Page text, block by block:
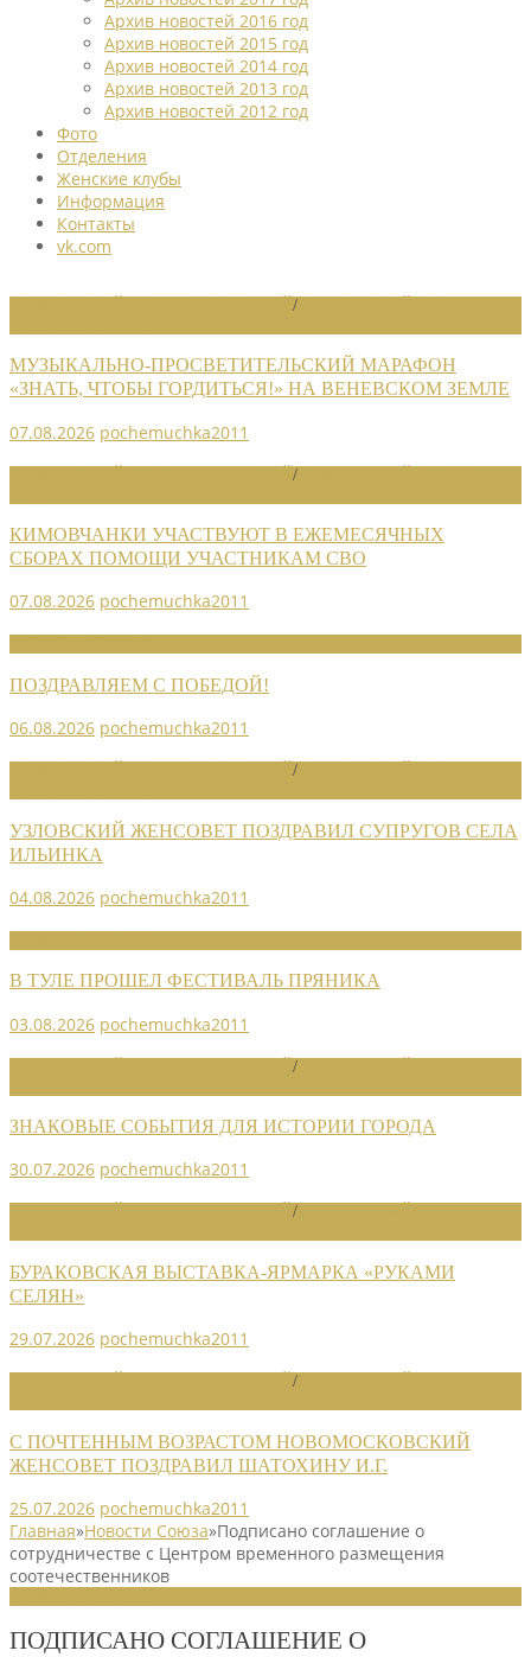
Архив новостей 2016 год
Архив новостей 2015 год
Архив новостей 2014 год
Архив новостей 2013 год
Архив новостей 2012 год
Фото
Отделения
Женские клубы
Информация
Контакты
vk.com
/
МУЗЫКАЛЬНО-ПРОСВЕТИТЕЛЬСКИЙ МАРАФОН
«ЗНАТЬ, ЧТОБЫ ГОРДИТЬСЯ!» НА ВЕНЕВСКОМ ЗЕМЛЕ
07.08.2026 pochemuchka2011
/
КИМОВЧАНКИ УЧАСТВУЮТ В ЕЖЕМЕСЯЧНЫХ
СБОРАХ ПОМОЩИ УЧАСТНИКАМ СВО
07.08.2026 pochemuchka2011
ПОЗДРАВЛЯЕМ С ПОБЕДОЙ!
06.08.2026 pochemuchka2011
/
УЗЛОВСКИЙ ЖЕНСОВЕТ ПОЗДРАВИЛ СУПРУГОВ СЕЛА
ИЛЬИНКА
04.08.2026 pochemuchka2011
В ТУЛЕ ПРОШЕЛ ФЕСТИВАЛЬ ПРЯНИКА
03.08.2026 pochemuchka2011
/
ЗНАКОВЫЕ СОБЫТИЯ ДЛЯ ИСТОРИИ ГОРОДА
30.07.2026 pochemuchka2011
/
БУРАКОВСКАЯ ВЫСТАВКА-ЯРМАРКА «РУКАМИ
СЕЛЯН»
29.07.2026 pochemuchka2011
/
С ПОЧТЕННЫМ ВОЗРАСТОМ НОВОМОСКОВСКИЙ
ЖЕНСОВЕТ ПОЗДРАВИЛ ШАТОХИНУ И.Г.
25.07.2026 pochemuchka2011
Главная»Новости Союза»Подписано соглашение о
сотрудничестве с Центром временного размещения
соотечественников
ПОДПИСАНО СОГЛАШЕНИЕ О